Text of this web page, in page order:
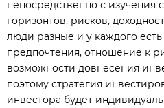
непосредственно с изучения
горизонтов, рисков,
люди разные и у каждого
предпочтения, отношение к
возможности довнесения
поэтому стратегия
инвестора будет